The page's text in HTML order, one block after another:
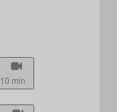
10 min